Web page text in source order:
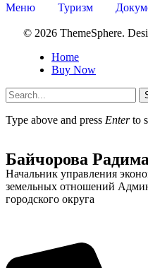
Меню
Туризм
© 2026 ThemeSphere.
Home
Buy Now
Type above and press Enterto
Администрация
Байчорова
Начальник управления
земельных отношений
городского округа